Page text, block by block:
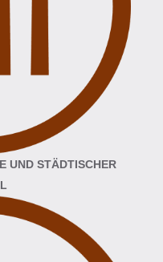
UND STÄDTISCHER